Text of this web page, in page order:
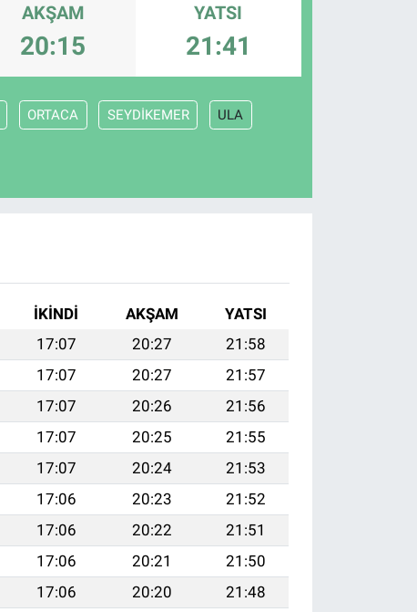
AKŞAM
20:15
YATSI
21:41
ORTACA SEYDİKEMER ULA
İKINDI AKŞAM
YATSI
17:07 20:27
21:58
17:07 20:27
21:57
17:07 20:26
21:56
17:07 20:25
21:55
17:07 20:24
21:53
17:06 20:23
21:52
17:06 20:22
21:51
17:06 20:21
21:50
17:06 20:20
21:48